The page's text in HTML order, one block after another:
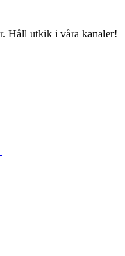
Håll utkik i våra kanaler!